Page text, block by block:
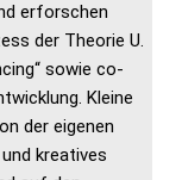
erforschen
der Theorie U.
sowie co-
Kleine
der eigenen
kreatives